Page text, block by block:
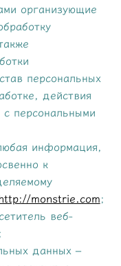
организующие
персональных
действия
персональными
информация,
к
monstrie.com;
веб-
;
данных –